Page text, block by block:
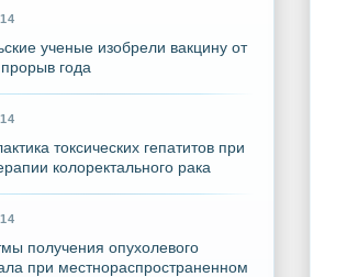
ученые изобрели вакцину от
года
токсических гепатитов при
колоректального рака
получения опухолевого
при местнораспространенном